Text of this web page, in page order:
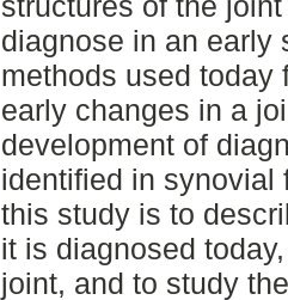
diagnose in an early
methods used today
early changes in a
development of
identified in synovial
this study is to
it is diagnosed
joint, and to study